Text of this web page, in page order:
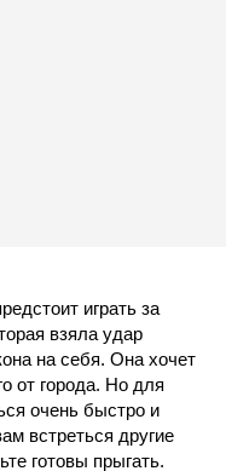
играть за
взяла удар
на себя. Она хочет
от города. Но для
очень быстро и
встреться другие
готовы прыгать.